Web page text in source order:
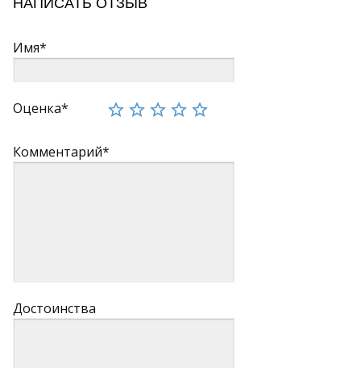
НАПИСАТЬ ОТЗЫВ
Имя*
Оценка*
Комментарий*
Достоинства